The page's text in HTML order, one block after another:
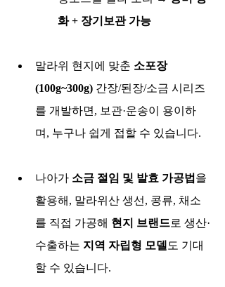
화 + 장기보관 가능
말라위 현지에 맞춘 소포장
(100g~300g) 간장/된장/소금 시리즈
를 개발하면, 보관·운송이 용이하
며, 누구나 쉽게 접할 수 있습니다.
나아가 소금 절임 및 발효 가공법 을
활용해, 말라위산 생선, 콩류, 채소
를 직접 가공해 현지 브랜드로 생산·
수출하는 지역 자립형 모델 도 기대
할 수 있습니다.